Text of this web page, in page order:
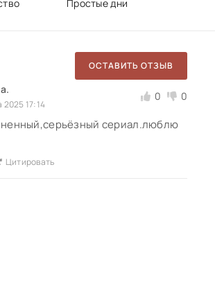
Простые дни
ОСТАВИТЬ ОТЗЫВ
2025 17:14
0 0
сериал.люблю
Цитировать